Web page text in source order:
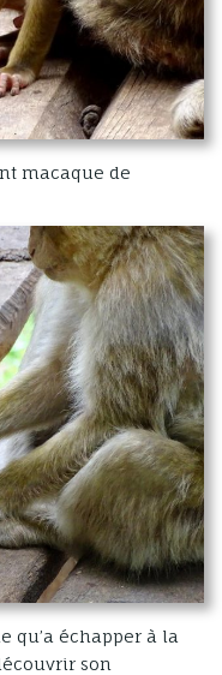
macaque de
qu’a échapper à la
son